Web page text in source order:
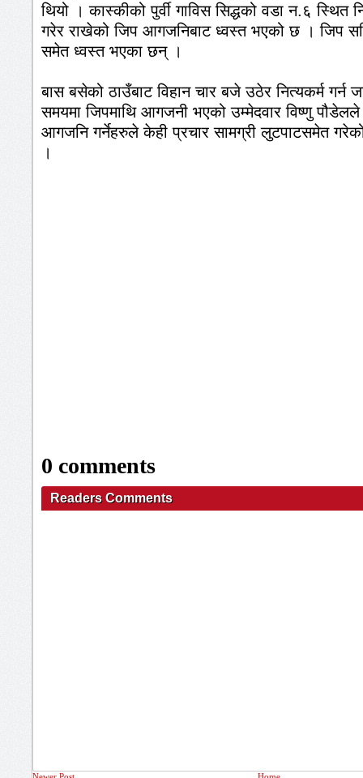
थियो । कास्कीको पुर्वी गाविस सिद्धको वडा न.६ स्थित
गरेर राखेको जिप आगजनिबाट ध्वस्त भएको छ । जिप
समेत ध्वस्त भएका छन् ।
बास बसेको ठाउँबाट विहान चार बजे उठेर नित्यकर्म गर्न
समयमा जिपमाथि आगजनी भएको उम्मेदवार विष्णु
आगजनि गर्नेहरुले केही प्रचार सामग्री लुटपाटसमेत
।
0 comments
Readers Comments